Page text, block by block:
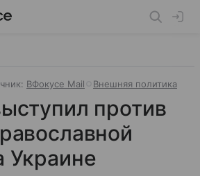
ВФокусе Mail Внешняя политика
против
Украине